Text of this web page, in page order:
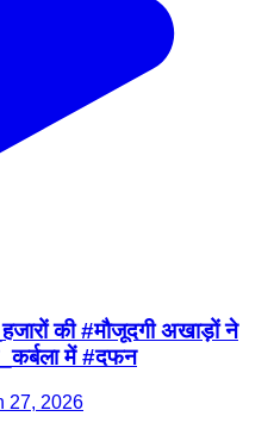
की #मौजूदगी अखाड़ों ने
में #दफन
27, 2026